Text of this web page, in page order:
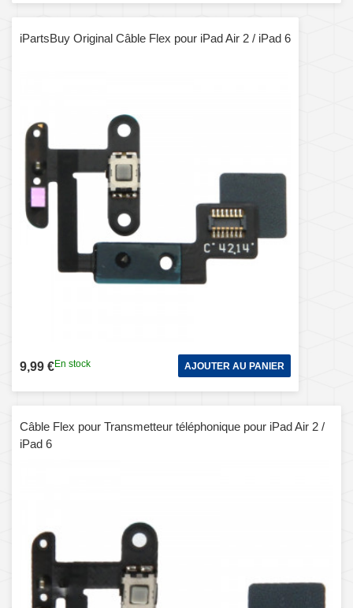
iPartsBuy Original Câble Flex pour iPad Air 2 / iPad 6
9,99 €En stock AJOUTER AU PANIER
Câble Flex pour Transmetteur téléphonique pour iPad Air 2 /
iPad 6